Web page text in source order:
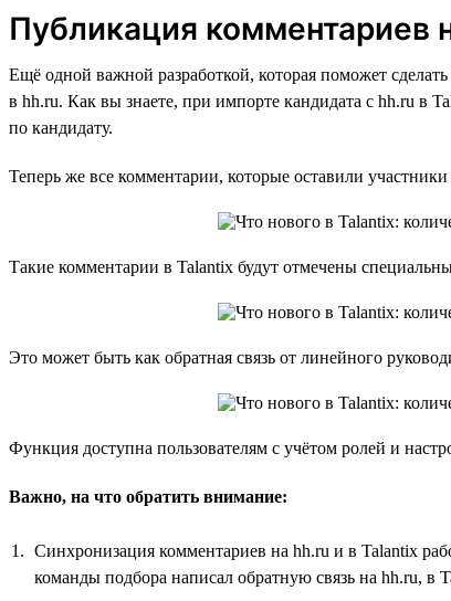
Публикация комментариев
Ещё одной важной разработкой, которая поможет
в hh.ru. Как вы знаете, при импорте кандидата с hh.ru в
по кандидату.
Теперь же все комментарии, которые оставили участники
Такие комментарии в Talantix будут отмечены
Это может быть как обратная связь от линейного
Функция доступна пользователям с учётом ролей и
Важно, на что обратить внимание:
Синхронизация комментариев на hh.ru и в Talantix
команды подбора написал обратную связь на hh.ru, в